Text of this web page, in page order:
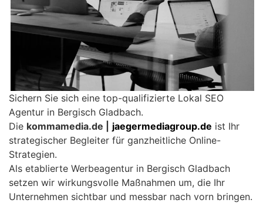
Sichern Sie sich eine top-qualifizierte Lokal SEO
Agentur in Bergisch Gladbach.
Die kommamedia.de | jaegermediagroup.de ist Ihr
strategischer Begleiter für ganzheitliche Online-
Strategien.
Als etablierte Werbeagentur in Bergisch Gladbach
setzen wir wirkungsvolle Maßnahmen um, die Ihr
Unternehmen sichtbar und messbar nach vorn bringen.